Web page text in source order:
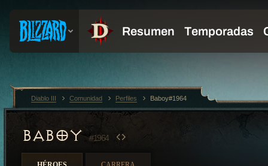
BABOY#1964
Diablo III Comunidad Perfiles Baboy#1964